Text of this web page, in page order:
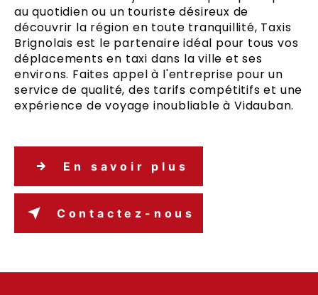
au quotidien ou un touriste désireux de
découvrir la région en toute tranquillité, Taxis
Brignolais est le partenaire idéal pour tous vos
déplacements en taxi dans la ville et ses
environs. Faites appel à l'entreprise pour un
service de qualité, des tarifs compétitifs et une
expérience de voyage inoubliable à Vidauban.
En savoir plus
Contactez-nous